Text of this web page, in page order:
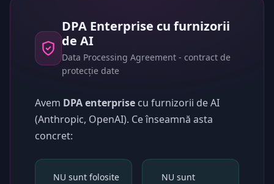
DPA Enterprise cu furnizorii
de AI
Data Processing Agreement - contract de
protecție date
Avem DPA enterprise cu furnizorii de AI
(Anthropic, OpenAI). Ce înseamnă asta
concret:
NU sunt folosite
NU sunt